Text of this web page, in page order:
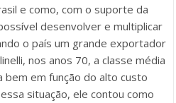
e como, com o suporte da
desenvolver e multiplicar
o país um grande exportador
nos anos 70, a classe média
bem em função do alto custo
situação, ele contou como